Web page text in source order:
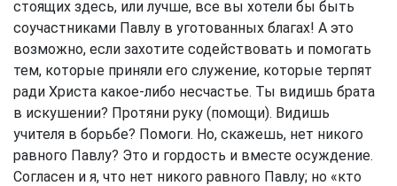
стоящих здесь, или лучше, все вы хотели бы быть
соучастниками Павлу в уготованных благах! А это
возможно, если захотите содействовать и помогать
тем, которые приняли его служение, которые терпят
ради Христа какое-либо несчастье. Ты видишь брата
в искушении? Протяни руку (помощи). Видишь
учителя в борьбе? Помоги. Но, скажешь, нет никого
равного Павлу? Это и гордость и вместе осуждение.
Согласен и я, что нет никого равного Павлу; но «кто